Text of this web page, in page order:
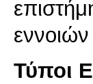
Τύποι